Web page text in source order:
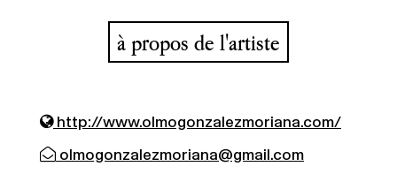
à propos de l'artiste
http://www.olmogonzalezmoriana.com/
olmogonzalezmoriana@gmail.com